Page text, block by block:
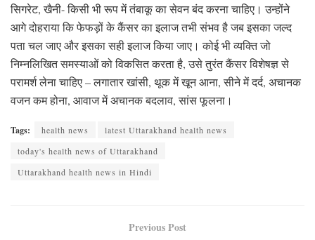
सिगरेट, खैनी- किसी भी रूप में तंबाकू का सेवन बंद करना चाहिए। उन्होंने
आगे दोहराया कि फेफड़ों के कैंसर का इलाज तभी संभव है जब इसका जल्द
पता चल जाए और इसका सही इलाज किया जाए। कोई भी व्यक्ति जो
निम्नलिखित समस्याओं को विकसित करता है, उसे तुरंत कैंसर विशेषज्ञ से
परामर्श लेना चाहिए – लगातार खांसी, थूक में खून आना, सीने में दर्द, अचानक
वजन कम होना, आवाज में अचानक बदलाव, सांस फूलना।
Tags: health news
latest Uttarakhand health news
today's health news of Uttarakhand
Uttarakhand health news in Hindi
Previous Post